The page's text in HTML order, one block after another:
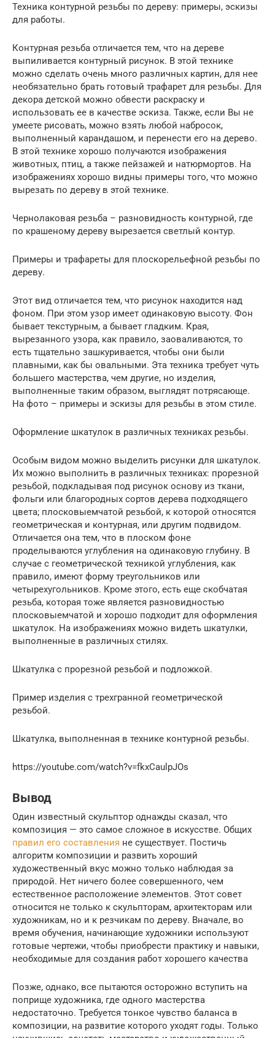
Техника контурной резьбы по дереву: примеры, эскизы
для работы.
Контурная резьба отличается тем, что на дереве
выпиливается контурный рисунок. В этой технике
можно сделать очень много различных картин, для нее
необязательно брать готовый трафарет для резьбы. Для
декора детской можно обвести раскраску и
использовать ее в качестве эскиза. Также, если Вы не
умеете рисовать, можно взять любой набросок,
выполненный карандашом, и перенести его на дерево.
В этой технике хорошо получаются изображения
животных, птиц, а также пейзажей и натюрмортов. На
изображениях хорошо видны примеры того, что можно
вырезать по дереву в этой технике.
Чернолаковая резьба – разновидность контурной, где
по крашеному дереву вырезается светлый контур.
Примеры и трафареты для плоскорельефной резьбы по
дереву.
Этот вид отличается тем, что рисунок находится над
фоном. При этом узор имеет одинаковую высоту. Фон
бывает текстурным, а бывает гладким. Края,
вырезанного узора, как правило, заоваливаются, то
есть тщательно зашкуривается, чтобы они были
плавными, как бы овальными. Эта техника требует чуть
большего мастерства, чем другие, но изделия,
выполненные таким образом, выглядят потрясающе.
На фото – примеры и эскизы для резьбы в этом стиле.
Оформление шкатулок в различных техниках резьбы.
Особым видом можно выделить рисунки для шкатулок.
Их можно выполнить в различных техниках: прорезной
резьбой, подкладывая под рисунок основу из ткани,
фольги или благородных сортов дерева подходящего
цвета; плосковыемчатой резьбой, к которой относятся
геометрическая и контурная, или другим подвидом.
Отличается она тем, что в плоском фоне
проделываются углубления на одинаковую глубину. В
случае с геометрической техникой углубления, как
правило, имеют форму треугольников или
четырехугольников. Кроме этого, есть еще скобчатая
резьба, которая тоже является разновидностью
плосковыемчатой и хорошо подходит для оформления
шкатулок. На изображениях можно видеть шкатулки,
выполненные в различных стилях.
Шкатулка с прорезной резьбой и подложкой.
Пример изделия с трехгранной геометрической
резьбой.
Шкатулка, выполненная в технике контурной резьбы.
https://youtube.com/watch?v=fkxCaulpJOs
Вывод
Один известный скульптор однажды сказал, что
композиция — это самое сложное в искусстве. Общих
правил его составления не существует. Постичь
алгоритм композиции и развить хороший
художественный вкус можно только наблюдая за
природой. Нет ничего более совершенного, чем
естественное расположение элементов. Этот совет
относится не только к скульпторам, архитекторам или
художникам, но и к резчикам по дереву. Вначале, во
время обучения, начинающие художники используют
готовые чертежи, чтобы приобрести практику и навыки,
необходимые для создания работ хорошего качества
Позже, однако, все пытаются осторожно вступить на
поприще художника, где одного мастерства
недостаточно. Требуется тонкое чувство баланса в
композиции, на развитие которого уходят годы. Только